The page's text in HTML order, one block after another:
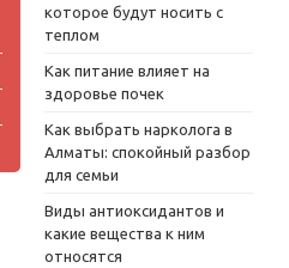
которое будут носить с
теплом
Как питание влияет на
здоровье почек
Как выбрать нарколога в
Алматы: спокойный разбор
для семьи
Виды антиоксидантов и
какие вещества к ним
относятся